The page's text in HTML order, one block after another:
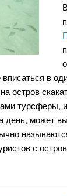
в
остров
турсферы,
день, может
с